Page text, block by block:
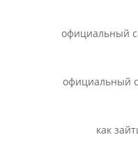
официальный
официальный
как